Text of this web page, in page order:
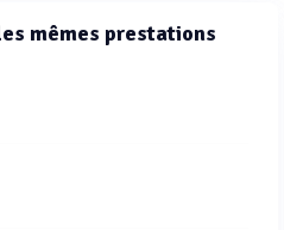
mêmes prestations